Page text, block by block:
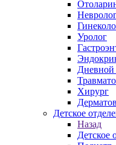
Уролог
Дневной
Хирург
Детское
Назад
Детское